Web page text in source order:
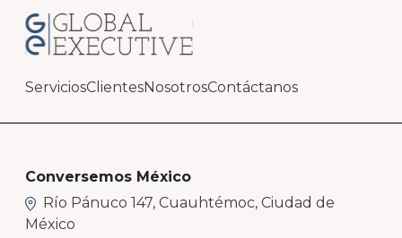
ServiciosClientesNosotrosContáctanos
Conversemos México
Río Pánuco 147, Cuauhtémoc, Ciudad de
México